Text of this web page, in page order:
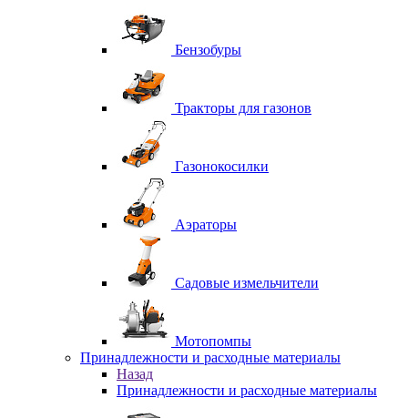
Бензобуры
Тракторы для газонов
Газонокосилки
Аэраторы
Садовые измельчители
Мотопомпы
Принадлежности и расходные материалы
Назад
Принадлежности и расходные материалы